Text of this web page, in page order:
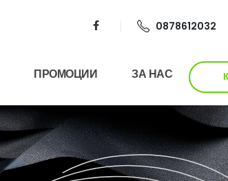
0878612032
ПРОМОЦИИ ЗА НАС